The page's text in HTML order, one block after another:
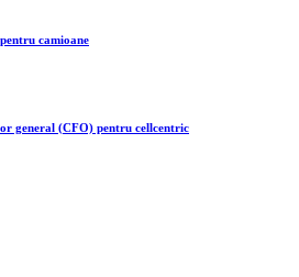
camioane
general (CFO) pentru cellcentric